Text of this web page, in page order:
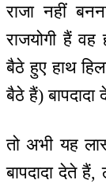
राजा नहीं
राजयोगी हैं
बैठे हुए हाथ
बैठे हैं)
तो अभी यह
बापदादा देते